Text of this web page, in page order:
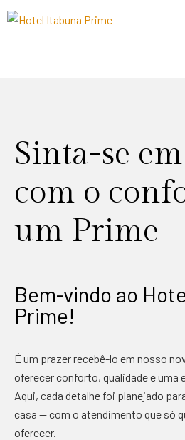
Sinta-se
com o
um Prime
Bem-vindo ao
Prime!
É um prazer recebê-lo em nosso
oferecer conforto, qualidade e uma
Aqui, cada detalhe foi planejado
casa — com o atendimento que só
oferecer.